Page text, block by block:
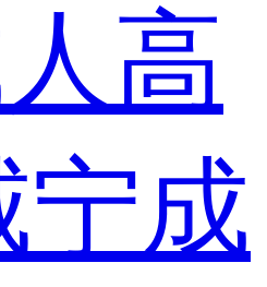
高
宁成